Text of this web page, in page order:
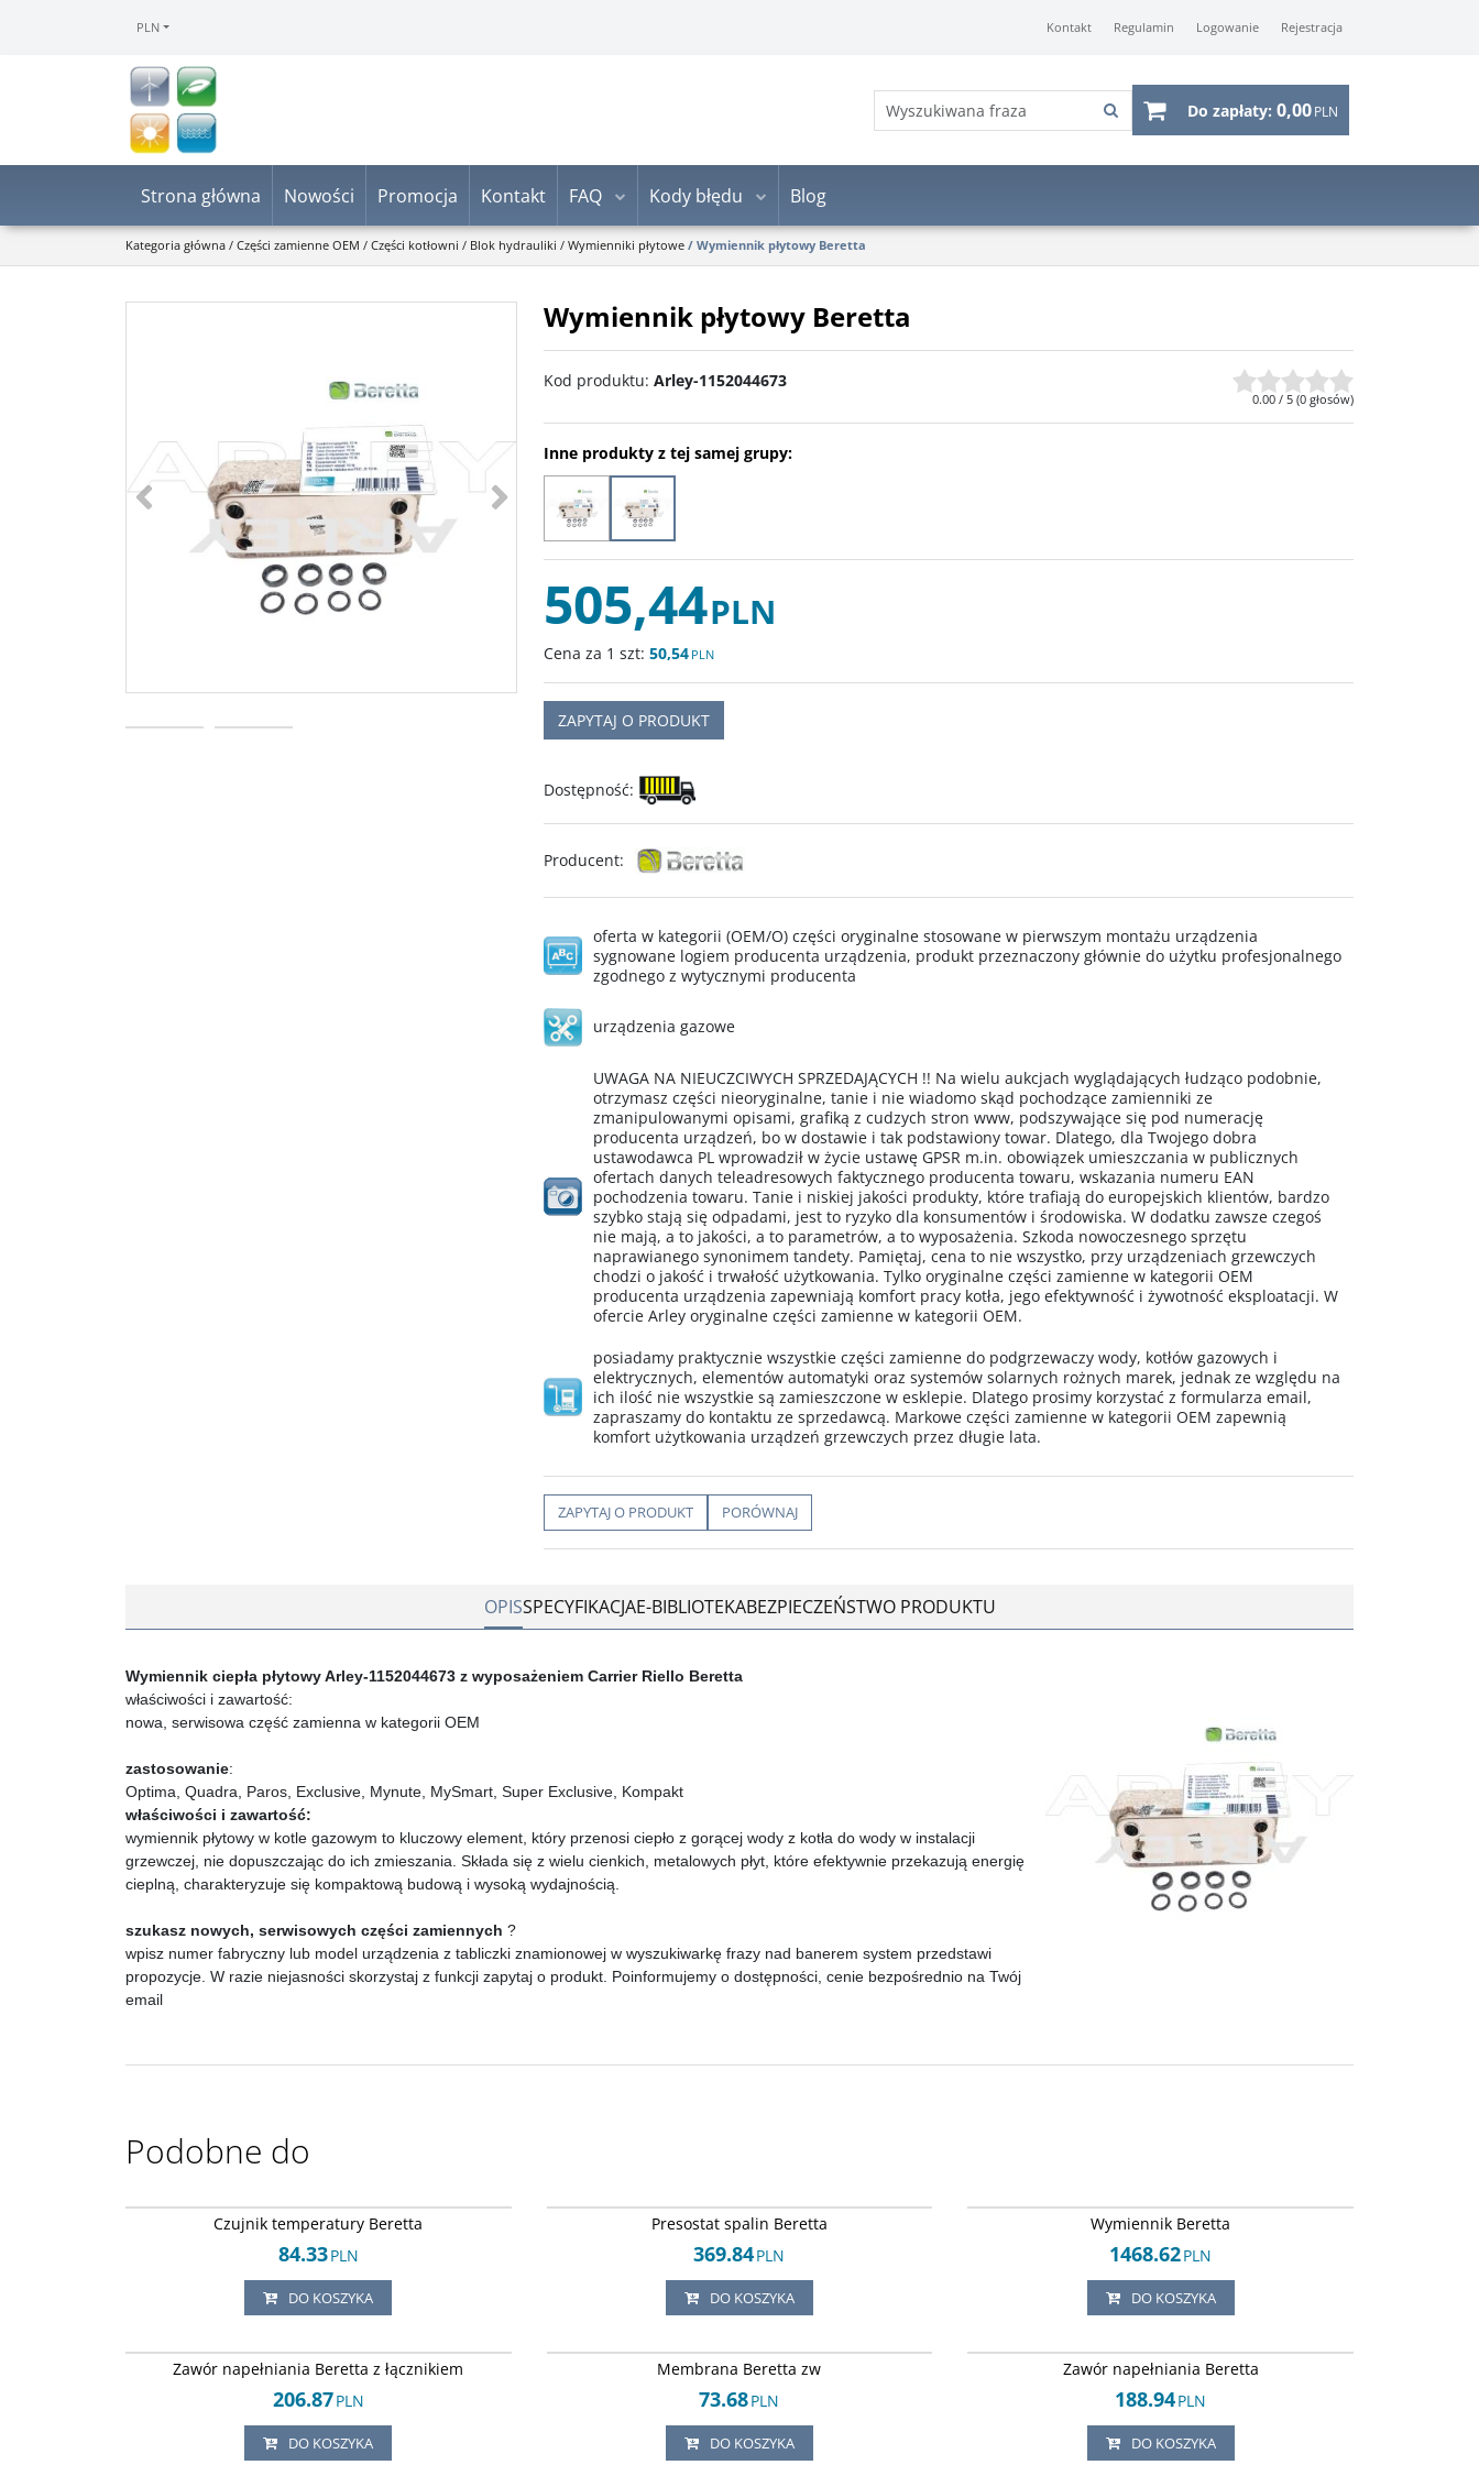
PLN Kontakt Regulamin Logowanie Rejestracja
Do zapłaty: 0,00PLN
Strona główna Nowości Promocja Kontakt FAQ Kody błędu Blog
Kategoria główna / Części zamienne OEM / Części kotłowni / Blok hydrauliki / Wymienniki płytowe / Wymiennik płytowy Beretta
<
Wymiennik płytowy Beretta
Kod produktu: Arley-1152044673
0.00 / 5 (0 głosów)
Inne produkty z tej samej grupy:
505,44PLN
Cena za 1 szt: 50,54 PLN
ZAPYTAJ O PRODUKT
Dostępność:
Producent:
oferta w kategorii (OEM/O) części oryginalne stosowane w pierwszym montażu urządzenia
sygnowane logiem producenta urządzenia, produkt przeznaczony głównie do użytku profesjonalnego
zgodnego z wytycznymi producenta
urządzenia gazowe
UWAGA NA NIEUCZCIWYCH SPRZEDAJĄCYCH !! Na wielu aukcjach wyglądających łudząco podobnie,
otrzymasz części nieoryginalne, tanie i nie wiadomo skąd pochodzące zamienniki ze
zmanipulowanymi opisami, grafiką z cudzych stron www, podszywające się pod numerację
producenta urządzeń, bo w dostawie i tak podstawiony towar. Dlatego, dla Twojego dobra
ustawodawca PL wprowadził w życie ustawę GPSR m.in. obowiązek umieszczania w publicznych
ofertach danych teleadresowych faktycznego producenta towaru, wskazania numeru EAN
pochodzenia towaru. Tanie i niskiej jakości produkty, które trafiają do europejskich klientów, bardzo
szybko stają się odpadami, jest to ryzyko dla konsumentów i środowiska. W dodatku zawsze czegoś
nie mają, a to jakości, a to parametrów, a to wyposażenia. Szkoda nowoczesnego sprzętu
naprawianego synonimem tandety. Pamiętaj, cena to nie wszystko, przy urządzeniach grzewczych
chodzi o jakość i trwałość użytkowania. Tylko oryginalne części zamienne w kategorii OEM
producenta urządzenia zapewniają komfort pracy kotła, jego efektywność i żywotność eksploatacji. W
ofercie Arley oryginalne części zamienne w kategorii OEM.
posiadamy praktycznie wszystkie części zamienne do podgrzewaczy wody, kotłów gazowych i
elektrycznych, elementów automatyki oraz systemów solarnych rożnych marek, jednak ze względu na
ich ilość nie wszystkie są zamieszczone w esklepie. Dlatego prosimy korzystać z formularza email,
zapraszamy do kontaktu ze sprzedawcą. Markowe części zamienne w kategorii OEM zapewnią
komfort użytkowania urządzeń grzewczych przez długie lata.
ZAPYTAJ O PRODUKT PORÓWNAJ
OPISSPECYFIKACJAE-BIBLIOTEKABEZPIECZEŃSTWO PRODUKTU
Wymiennik ciepła płytowy Arley-1152044673 z wyposażeniem Carrier Riello Beretta
właściwości i zawartość:
nowa, serwisowa część zamienna w kategorii OEM
zastosowanie:
Optima, Quadra, Paros, Exclusive, Mynute, MySmart, Super Exclusive, Kompakt
właściwości i zawartość:
wymiennik płytowy w kotle gazowym to kluczowy element, który przenosi ciepło z gorącej wody z kotła do wody w instalacji
grzewczej, nie dopuszczając do ich zmieszania. Składa się z wielu cienkich, metalowych płyt, które efektywnie przekazują energię
cieplną, charakteryzuje się kompaktową budową i wysoką wydajnością.
szukasz nowych, serwisowych części zamiennych ?
wpisz numer fabryczny lub model urządzenia z tabliczki znamionowej w wyszukiwarkę frazy nad banerem system przedstawi
propozycje. W razie niejasności skorzystaj z funkcji zapytaj o produkt. Poinformujemy o dostępności, cenie bezpośrednio na Twój
email
Podobne do
Czujnik temperatury Beretta
84.33PLN
DO KOSZYKA
Presostat spalin Beretta
369.84PLN
DO KOSZYKA
Wymiennik Beretta
1468.62PLN
DO KOSZYKA
Zawór napełniania Beretta z łącznikiem
206.87PLN
DO KOSZYKA
Membrana Beretta zw
73.68PLN
DO KOSZYKA
Zawór napełniania Beretta
188.94PLN
DO KOSZYKA